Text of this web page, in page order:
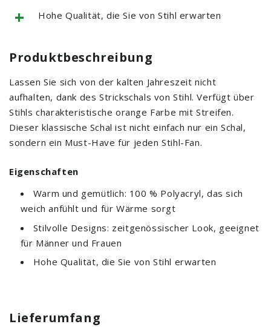
+ Hohe Qualität, die Sie von Stihl erwarten
Produktbeschreibung
Lassen Sie sich von der kalten Jahreszeit nicht
aufhalten, dank des Strickschals von Stihl. Verfügt über
Stihls charakteristische orange Farbe mit Streifen.
Dieser klassische Schal ist nicht einfach nur ein Schal,
sondern ein Must-Have für jeden Stihl-Fan.
Eigenschaften
Warm und gemütlich: 100 % Polyacryl, das sich
weich anfühlt und für Wärme sorgt
Stilvolle Designs: zeitgenössischer Look, geeignet
für Männer und Frauen
Hohe Qualität, die Sie von Stihl erwarten
Lieferumfang